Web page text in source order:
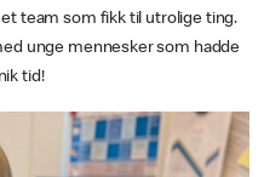
team som fikk til utrolige ting.
unge mennesker som hadde
tid!